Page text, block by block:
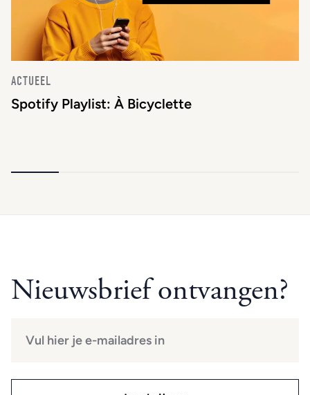
ACTUEEL
Spotify Playlist: À Bicyclette
Nieuwsbrief ontvangen?